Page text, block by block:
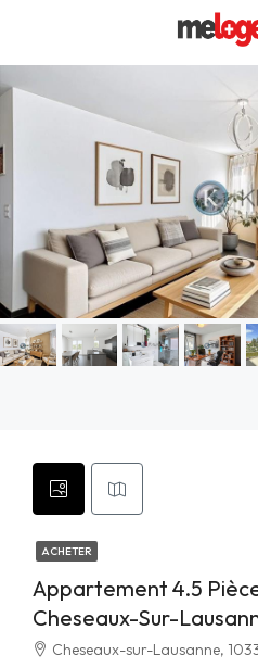
ACHETER
Appartement 4.5
Cheseaux-Sur-
Cheseaux-sur-Lausanne, 1033, Cheseaux-sur-Lausanne,